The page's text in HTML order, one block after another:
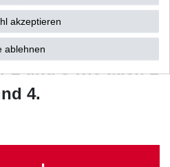
DW82
auch rechts
2 und 3 wie auch 1
4.
akzeptieren
ablehnen